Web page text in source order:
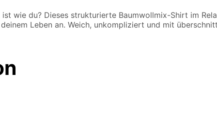
wie du? Dieses strukturierte Baumwollmix-Shirt im
Leben an. Weich, unkompliziert und mit